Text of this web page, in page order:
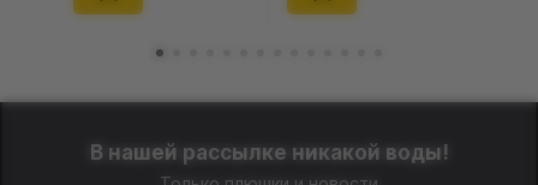
В нашей рассылке никакой воды!